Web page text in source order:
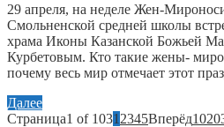
29 апреля, на неделе Жен-
Смольненской средней школы
храма Иконы Казанской Божьей
Курбетовым. Кто такие жены-
почему весь мир отмечает этот
Далее
Страница1 of 1031 2345Вперёд1020